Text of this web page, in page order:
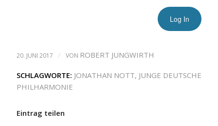
20. JUNI 2017 / VON ROBERT JUNGWIRTH
SCHLAGWORTE: JONATHAN NOTT, JUNGE DEUTSCHE
PHILHARMONIE
Eintrag teilen